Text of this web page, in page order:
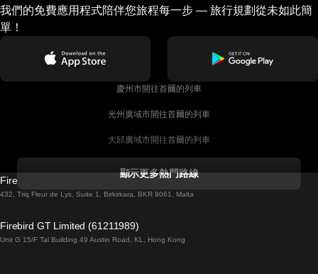
我們的免費應用程式陪伴您旅程每一步 — 旅行規劃從未如此簡
單！
慶州市開往首爾的列車
光州廣域市開往首爾的列車
大邱廣域市開往首爾的列車
都柏林開往戈尔韦的列車
羅馬開往拿坡里的列車
顯示更多熱門路線
Firebird GT Limited (OC 1451)
432, Triq Fleur de Lys, Suite 1, Birkirkara, BKR 9061, Malta
Firebird GT Limited (61211989)
Unit G 15/F Tal Building 49 Austin Road, KL, Hong Kong